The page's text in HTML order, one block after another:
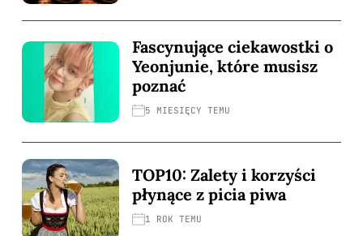
Fascynujące ciekawostki o
Yeonjunie, które musisz
poznać
5 MIESIĘCY TEMU
TOP10: Zalety i korzyści
płynące z picia piwa
1 ROK TEMU